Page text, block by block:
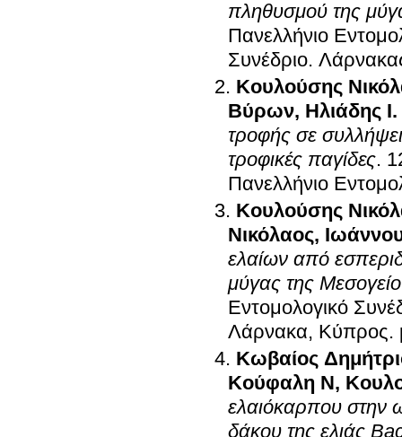
πληθυσμού της
Πανελλήνιο
Συνέδριο.
Κουλούσης
Βύρων, Ηλιάδης
τροφής σε
τροφικές παγίδες.
Πανελλήνιο
Κουλούσης
Νικόλαος,
ελαίων από
μύγας της
Εντομολογικό
Λάρνακα, Κύπρος.
Κωβαίος
Κούφαλη Ν,
ελαιόκαρπου στην
δάκου της ελιάς